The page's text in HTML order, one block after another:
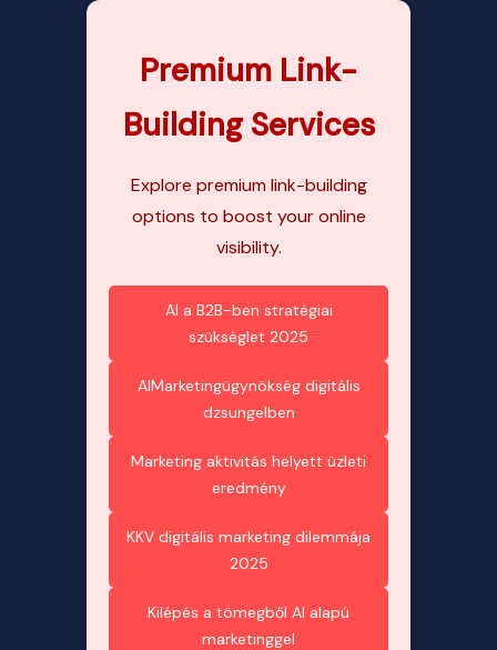
Premium Link-
Building Services
Explore premium link-building
options to boost your online
visibility.
AI a B2B-ben stratégiai
szükséglet 2025
AIMarketingügynökség digitális
dzsungelben
Marketing aktivitás helyett üzleti
eredmény
KKV digitális marketing dilemmája
2025
Kilépés a tömegből AI alapú
marketinggel